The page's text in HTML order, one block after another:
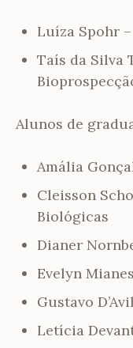
Luíza Spohr
Taís da Silva
Alunos de
Amália
Cleisson
Biológicas
Dianer
Evelyn
Gustavo
Letícia